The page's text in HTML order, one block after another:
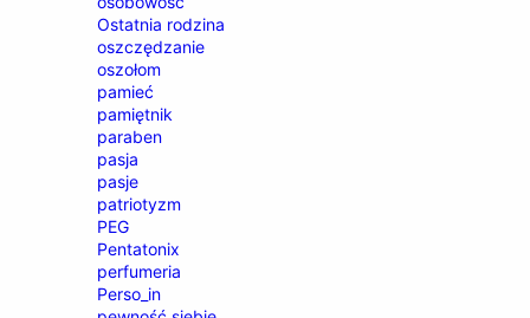
Ostatnia rodzina
oszczędzanie
oszołom
pamieć
pamiętnik
paraben
pasja
pasje
patriotyzm
PEG
Pentatonix
perfumeria
Perso_in